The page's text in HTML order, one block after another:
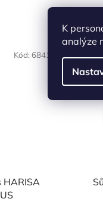
K
analýze
HARISA
Kód: 6841
NAŠE